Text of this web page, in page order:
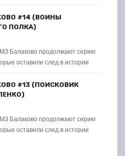
#14 (ВОИНЫ
ПОЛКА)
Балаково продолжают серию
оставили след в истории
#13 (ПОИСКОВИК
Балаково продолжают серию
оставили след в истории